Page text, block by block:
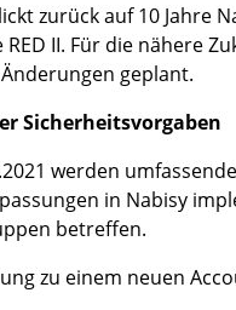
zurück auf 10 Jahre
II. Für die nähere
geplant.
Sicherheitsvorgaben
werden umfassende
in Nabisy
betreffen.
zu einem neuen